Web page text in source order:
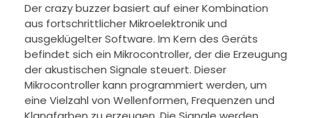
Der crazy buzzer basiert auf einer Kombination
aus fortschrittlicher Mikroelektronik und
ausgeklügelter Software. Im Kern des Geräts
befindet sich ein Mikrocontroller, der die Erzeugung
der akustischen Signale steuert. Dieser
Mikrocontroller kann programmiert werden, um
eine Vielzahl von Wellenformen, Frequenzen und